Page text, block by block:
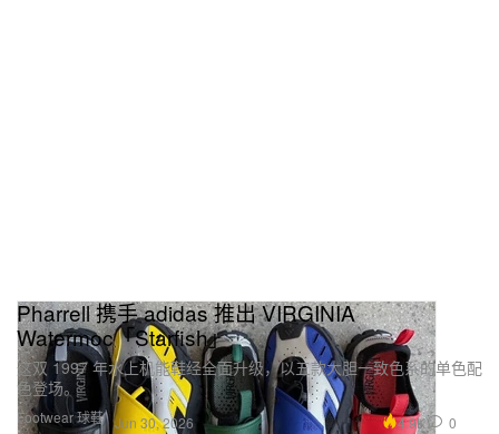
Footwear 球鞋
Pharrell 携手 adidas 推出 VIRGINIA
Watermoc「Starfish」
这双 1997 年水上机能鞋经全面升级，以五款大胆一致色系的单色配
色登场。
Jun 30, 2026 4.9K 0